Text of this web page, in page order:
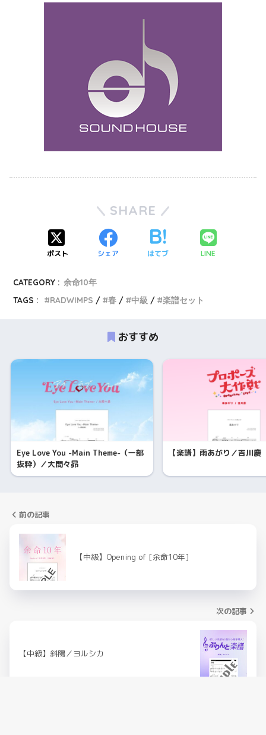
SHARE
ポスト シェア はてブ LINE
CATEGORY : 余命10年
TAGS :
RADWIMPS 春 中級 楽譜セット
おすすめ
Eye Love You -Main Theme-（一部
抜粋）／大間々昴
【楽譜】雨あがり／吉川慶
前の記事
【中級】Opening of [余命10年]
次の記事
【中級】斜陽／ヨルシカ